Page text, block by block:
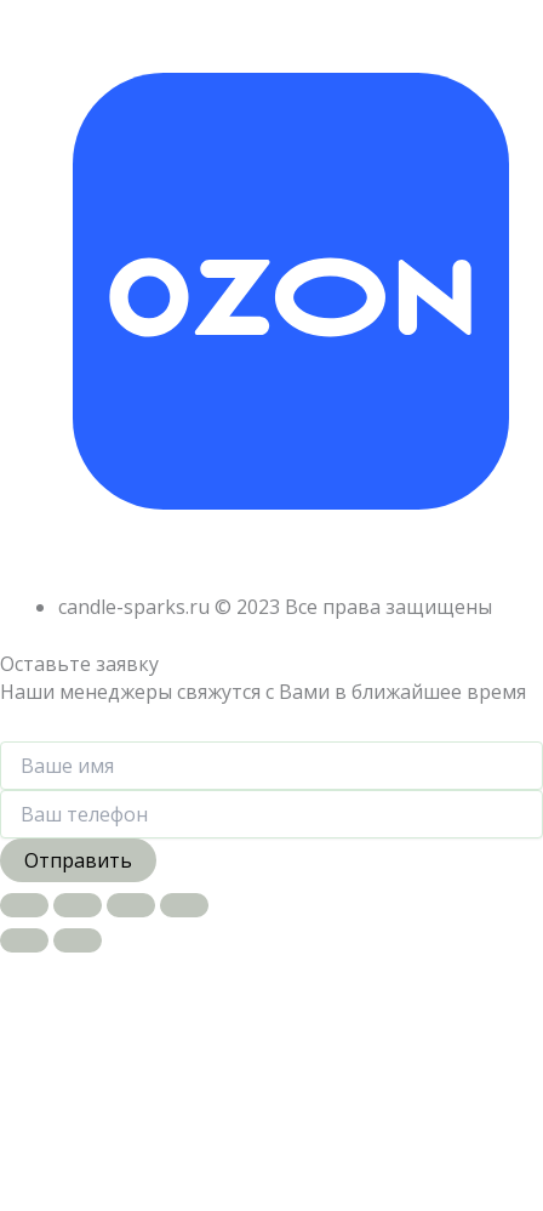
candle-sparks.ru © 2023 Все права защищены
Оставьте заявку
Наши менеджеры свяжутся с Вами в ближайшее время
Отправить